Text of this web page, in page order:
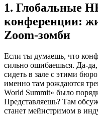
1. Глобальные
конференции:
Zoom-зомби
Если ты думаешь, что
сильно ошибаешься. Да-
сидеть в зале с этими
именно там рождаются
World Summit» было
Представляешь? Там
станет мейнстримом в